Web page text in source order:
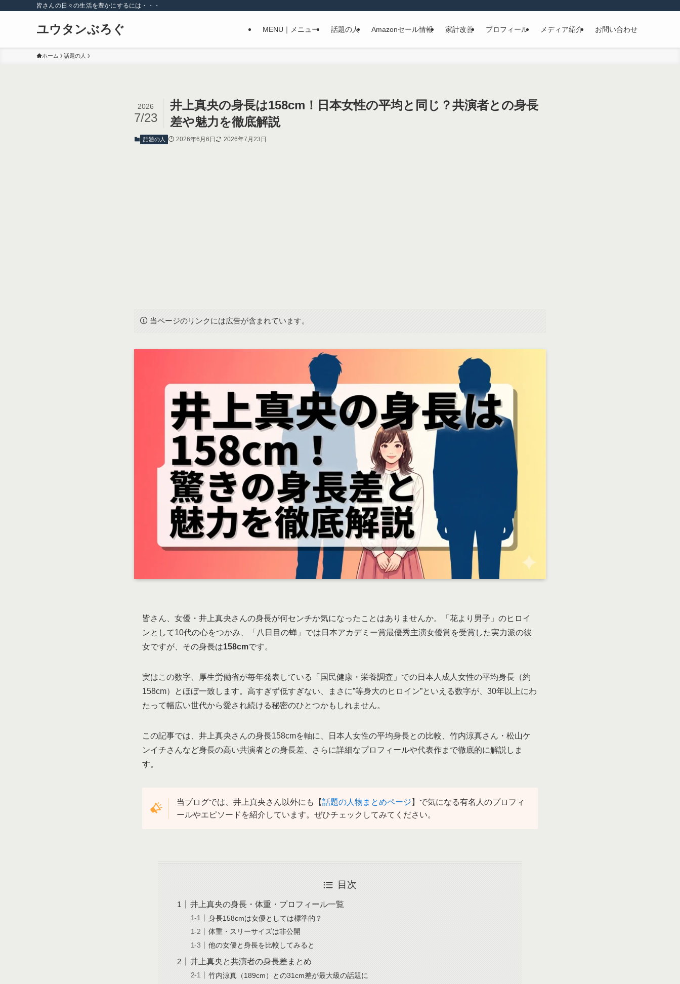
皆さんの日々の生活を豊かにするには・・・
ユウタンぶろぐ MENU｜メニュー 話題の人 Amazonセール情報 家計改善 プロフィール メディア紹介 お問い合わせ
ホーム 話題の人
井上真央の身長は158cm！日本女性の平均と同じ？共演者との身長
差や魅力を徹底解説
2026
7/23
話題の人 2026年6月6日 2026年7月23日
当ページのリンクには広告が含まれています。
皆さん、女優・井上真央さんの身長が何センチか気になったことはありませんか。「花より男子」のヒロイ
ンとして10代の心をつかみ、「八日目の蝉」では日本アカデミー賞最優秀主演女優賞を受賞した実力派の彼
女ですが、その身長は158cmです。
実はこの数字、厚生労働省が毎年発表している「国民健康・栄養調査」での日本人成人女性の平均身長（約
158cm）とほぼ一致します。高すぎず低すぎない、まさに”等身大のヒロイン”といえる数字が、30年以上にわ
たって幅広い世代から愛され続ける秘密のひとつかもしれません。
この記事では、井上真央さんの身長158cmを軸に、日本人女性の平均身長との比較、竹内涼真さん・松山ケ
ンイチさんなど身長の高い共演者との身長差、さらに詳細なプロフィールや代表作まで徹底的に解説しま
す。
当ブログでは、井上真央さん以外にも【話題の人物まとめページ 】で気になる有名人のプロフィ
ールやエピソードを紹介しています。ぜひチェックしてみてください。
目次
井上真央の身長・体重・プロフィール一覧
身長158cmは女優としては標準的？
体重・スリーサイズは非公開
他の女優と身長を比較してみると
井上真央と共演者の身長差まとめ
竹内涼真（189cm）との31cm差が最大級の話題に